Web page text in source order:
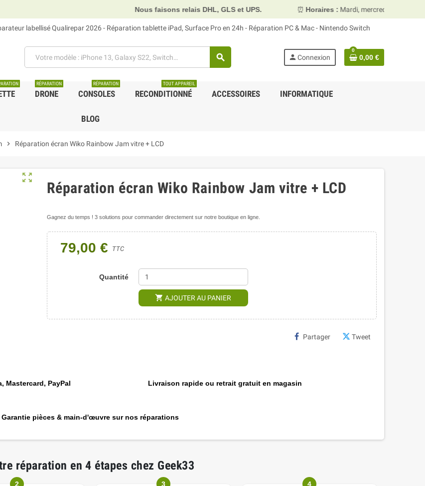
Nous faisons relais DHL, GLS et UPS. ⏰Horaires : Mardi, mercredi et vendredi
labellisé Qualirepar 2026 - Réparation tablette iPad, Surface Pro en 24h - Réparation PC & Mac - Nintendo Switch
search person Connexion
0
0,00 €
DRONE
RÉPARATION
CONSOLES
RÉPARATION
RECONDITIONNÉ
TOUT APPAREIL
ACCESSOIRES INFORMATIQUE
BLOG
chevron_right Réparation écran Wiko Rainbow Jam vitre + LCD
zoom_out_map
Réparation écran Wiko Rainbow Jam vitre + LCD
Gagnez du temps ! 3 solutions pour commander directement sur notre boutique en ligne.
79,00 € TTC
Quantité
shopping_cart AJOUTER AU PANIER
Partager Tweet
Mastercard, PayPal Livraison rapide ou retrait gratuit en magasin
Garantie pièces & main-d'œuvre sur nos réparations
réparation en 4 étapes chez Geek33
2 3 4